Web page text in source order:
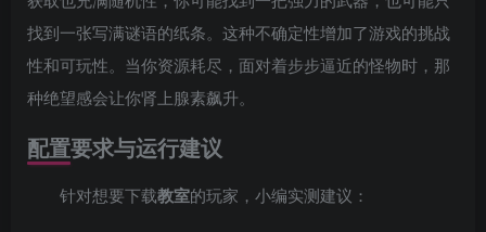
找到一张写满谜语的纸条。这种不确定性增加了游戏的挑战
性和可玩性。当你资源耗尽，面对着步步逼近的怪物时，那
种绝望感会让你肾上腺素飙升。
配置要求与运行建议
针对想要下载教室的玩家，小编实测建议：